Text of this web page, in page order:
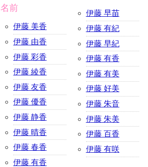
名前
伊藤 美香
伊藤 由香
伊藤 彩香
伊藤 綾香
伊藤 友香
伊藤 優香
伊藤 静香
伊藤 晴香
伊藤 春香
伊藤 有香
伊藤 早苗
伊藤 有紀
伊藤 早紀
伊藤 有香
伊藤 有美
伊藤 好美
伊藤 朱音
伊藤 朱美
伊藤 百香
伊藤 有咲